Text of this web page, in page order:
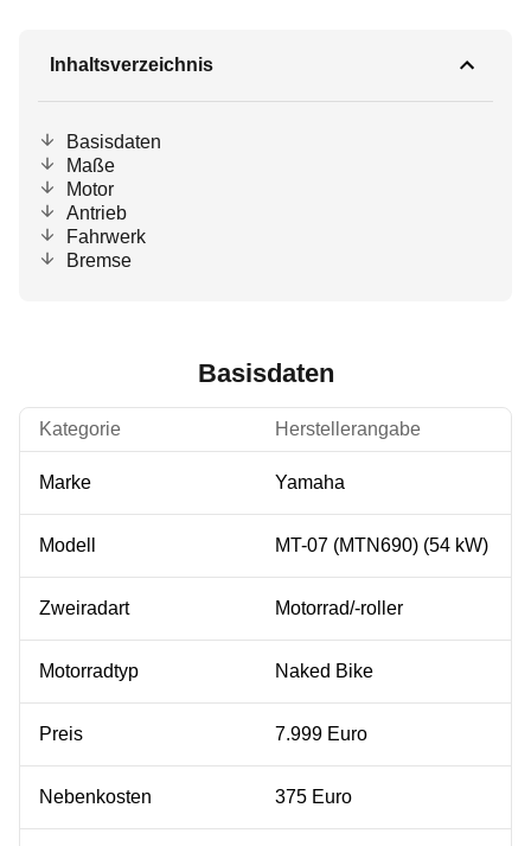
Inhaltsverzeichnis
Basisdaten
Maße
Motor
Antrieb
Fahrwerk
Bremse
Basisdaten
Kategorie Herstellerangabe
Marke Yamaha
Modell MT-07 (MTN690) (54 kW)
Zweiradart Motorrad/-roller
Motorradtyp Naked Bike
Preis 7.999 Euro
Nebenkosten 375 Euro